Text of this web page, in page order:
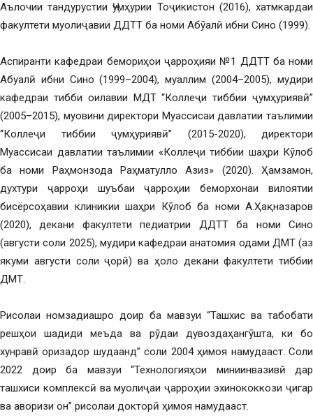
Аълочии тандурустии Ҷумҳурии Тоҷикистон (2016), хатмкардаи
факултети муолиҷавии ДДТТ ба номи Абӯалӣ ибни Сино (1999).
Аспиранти кафедраи бемориҳои ҷарроҳияи №1 ДДТТ ба номи
Абуалӣ ибни Сино (1999–2004), муаллим (2004–2005), мудири
кафедраи тибби оилавии МДТ “Коллеҷи тиббии ҷумҳуриявӣ”
(2005–2015), муовини директори Муассисаи давлатии таълимии
“Коллеҷи тиббии ҷумҳуриявӣ” (2015-2020), директори
Муассисаи давлатии таълимии «Коллеҷи тиббии шаҳри Кӯлоб
ба номи Раҳмонзода Раҳматулло Азиз» (2020). Ҳамзамон,
духтури ҷарроҳи шуъбаи ҷарроҳии беморхонаи вилоятии
бисёрсоҳавии клиникии шаҳри Кӯлоб ба номи А.Ҳақназаров
(2020), декани факултети педиатрии ДДТТ ба номи Сино
(августи соли 2025), мудири кафедраи анатомия одами ДМТ (аз
якуми августи соли ҷорӣ) ва ҳоло декани факултети тиббии
ДМТ.
Рисолаи номзадиашро доир ба мавзуи “Ташхис ва табобати
решҳои шадиди меъда ва рӯдаи дувоздаҳангӯшта, ки бо
хунравӣ оризадор шудаанд” соли 2004 ҳимоя намудааст. Соли
2022 доир ба мавзуи “Технологияҳои миниинвазивӣ дар
ташхиси комплексӣ ва муолиҷаи ҷарроҳии эхинококкози ҷигар
ва аворизи он” рисолаи докторӣ ҳимоя намудааст.